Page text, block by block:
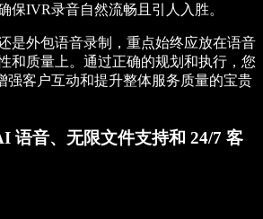
保IVR录音自然流畅且引人入胜。
是外包语音录制，重点始终应放在语音
和质量上。通过正确的规划和执行，您
强客户互动和提升整体服务质量的宝贵
语音、无限文件支持和 24/7 客